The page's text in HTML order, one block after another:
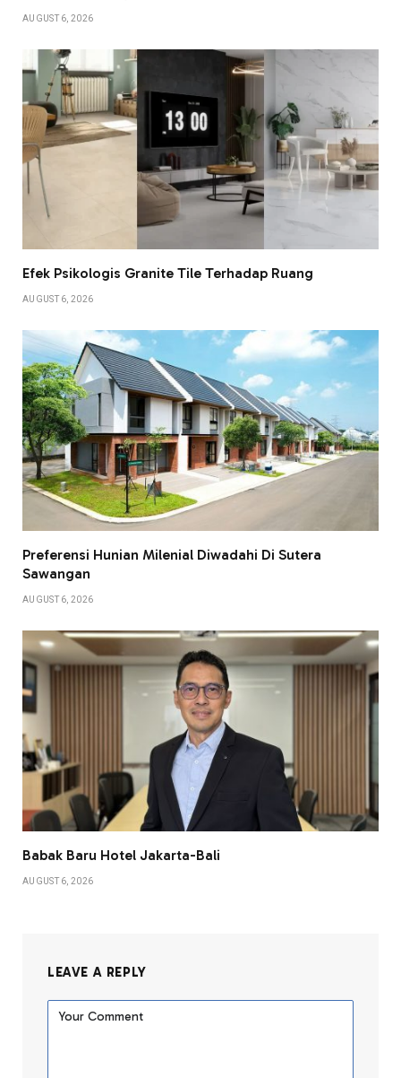
AUGUST 6, 2026
Efek Psikologis Granite Tile Terhadap Ruang
AUGUST 6, 2026
Preferensi Hunian Milenial Diwadahi Di Sutera
Sawangan
AUGUST 6, 2026
Babak Baru Hotel Jakarta-Bali
AUGUST 6, 2026
LEAVE A REPLY